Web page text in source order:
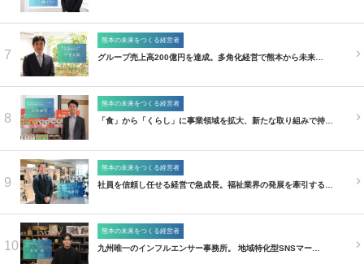
7
熊本の未来をつくる経営者
グループ売上高200億円を達成。多角化経営で熊本から未来…
8
熊本の未来をつくる経営者
「食」から「くらし」に事業領域を拡大、新たな取り組みで持…
9
熊本の未来をつくる経営者
社員を信頼し任せる経営で急成長。福祉業界の発展を牽引する…
10
熊本の未来をつくる経営者
九州唯一のインフルエンサー事務所。 地域特化型SNSマー…